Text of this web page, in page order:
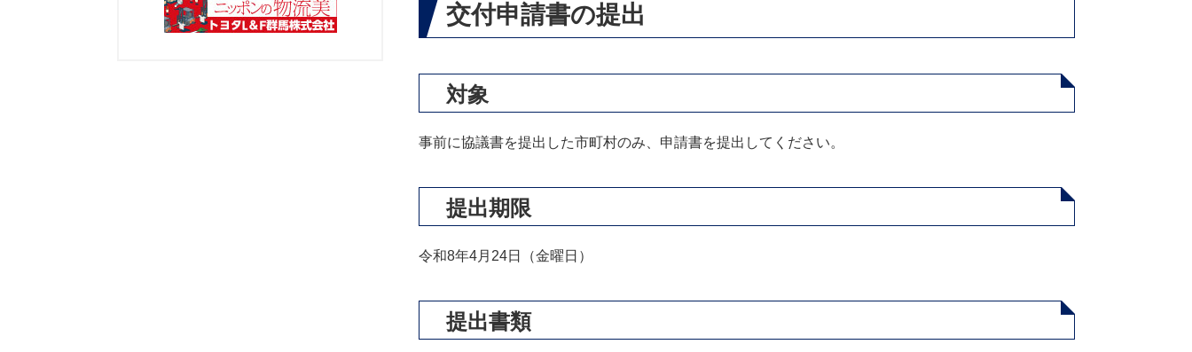
交付申請書の提出
対象
事前に協議書を提出した市町村のみ、申請書を提出してください。
提出期限
令和8年4月24日（金曜日）
提出書類